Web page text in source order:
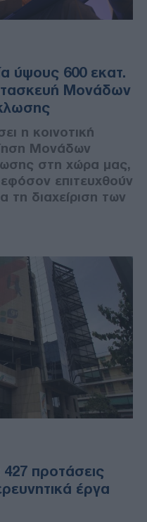
ύψους 600 εκατ.
Μονάδων
η κοινοτική
Μονάδων
στη χώρα μας,
επιτευχθούν
τη διαχείριση των
προτάσεις
έργα